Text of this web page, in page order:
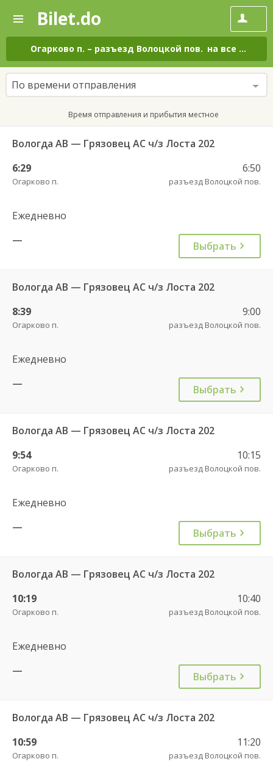
—
Поиск
и
покупка
билетов
на
автобус
онлайн
Bilet.do
Огарково п. – разъезд Волоцкой пов. на все дни
По времени отправления
Время отправления и прибытия местное
Вологда АВ — Грязовец АС ч/з Лоста 202
6:29
Огарково п.
6:50
разъезд Волоцкой пов.
Ежедневно
—
Выбрать
Вологда АВ — Грязовец АС ч/з Лоста 202
8:39
Огарково п.
9:00
разъезд Волоцкой пов.
Ежедневно
—
Выбрать
Вологда АВ — Грязовец АС ч/з Лоста 202
9:54
Огарково п.
10:15
разъезд Волоцкой пов.
Ежедневно
—
Выбрать
Вологда АВ — Грязовец АС ч/з Лоста 202
10:19
Огарково п.
10:40
разъезд Волоцкой пов.
Ежедневно
—
Выбрать
Вологда АВ — Грязовец АС ч/з Лоста 202
10:59
Огарково п.
11:20
разъезд Волоцкой пов.